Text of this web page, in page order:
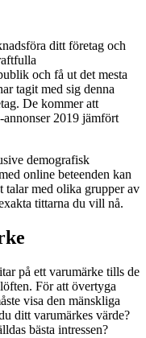
ditt företag och
och få ut det mesta
tagit med sig denna
De kommer att
annonser 2019 jämfört
demografisk
online beteenden kan
talar med olika grupper av
tittarna du vill nå.
på ett varumärke tills de
För att övertyga
visa den mänskliga
ditt varumärkes värde?
bästa intressen?